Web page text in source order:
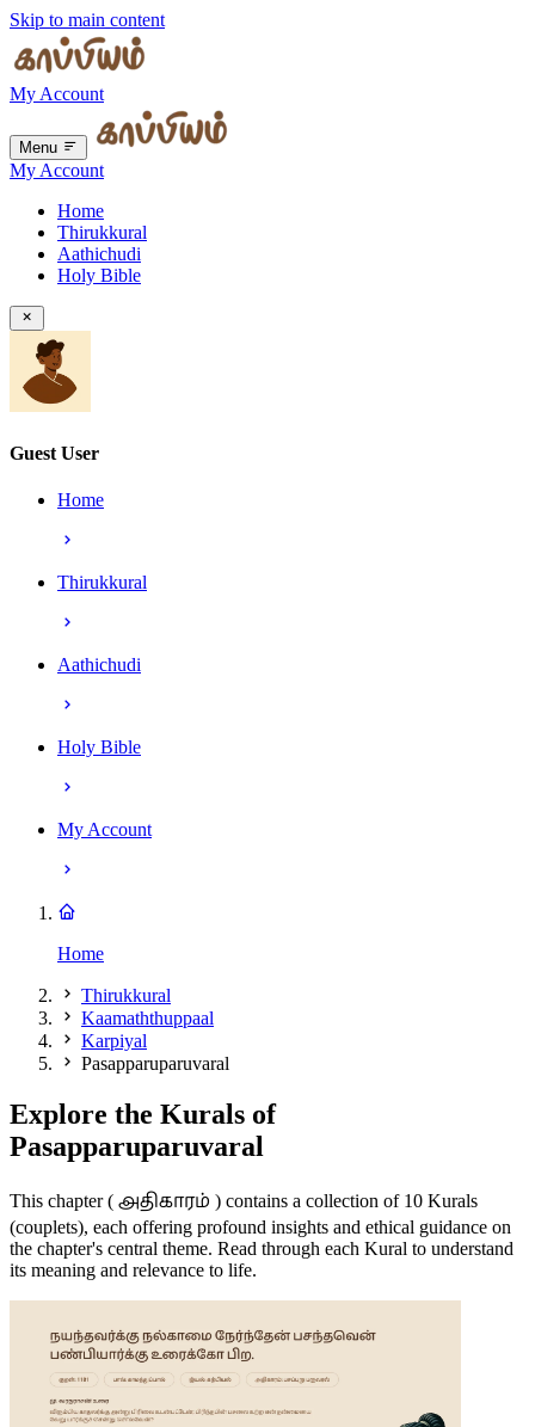
Skip to main content
My Account
Menu
My Account
Home
Thirukkural
Aathichudi
Holy Bible
Guest User
Home
Thirukkural
Aathichudi
Holy Bible
My Account
Home
Thirukkural
Kaamaththuppaal
Karpiyal
Pasapparuparuvaral
Explore the Kurals of
Pasapparuparuvaral
This chapter ( அதிகாரம் ) contains a collection of 10 Kurals
(couplets), each offering profound insights and ethical guidance on
the chapter's central theme. Read through each Kural to understand
its meaning and relevance to life.